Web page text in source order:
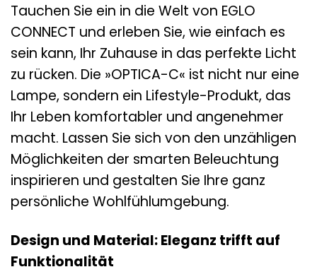
Tauchen Sie ein in die Welt von EGLO
CONNECT und erleben Sie, wie einfach es
sein kann, Ihr Zuhause in das perfekte Licht
zu rücken. Die »OPTICA-C« ist nicht nur eine
Lampe, sondern ein Lifestyle-Produkt, das
Ihr Leben komfortabler und angenehmer
macht. Lassen Sie sich von den unzähligen
Möglichkeiten der smarten Beleuchtung
inspirieren und gestalten Sie Ihre ganz
persönliche Wohlfühlumgebung.
Design und Material: Eleganz trifft auf
Funktionalität